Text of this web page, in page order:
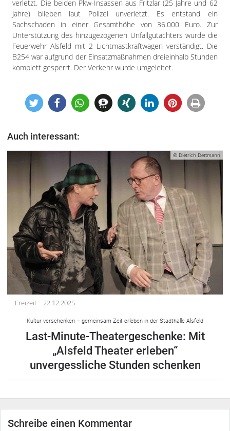
verletzt. Die beiden Pkw-Insassen aus Fritzlar (25 Jahre und 62
Jahre) blieben laut Polizei unverletzt. Es entstand ein
Sachschaden in einer Gesamthöhe von 36.000 Euro. Zur
Unterstützung des hinzugezogenen Unfallgutachters wurde die
Feuerwehr Alsfeld mit 2 Lichtmastkraftwagen verständigt. Die
B254 war aufgrund der Einsatzmaßnahmen dreieinhalb Stunden
komplett gesperrt. Der Verkehr wurde umgeleitet.
Auch interessant:
© Dietrich Dettmann
Freizeit 22.12.2025
Kultur verschenken – gemeinsam Zeit erleben in der Stadthalle Alsfeld
Last-Minute-Theatergeschenke: Mit
„Alsfeld Theater erleben“
unvergessliche Stunden schenken
Schreibe einen Kommentar